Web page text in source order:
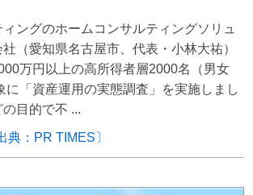
ングのホームコンサルティングソリュ
（愛知県名古屋市、代表・小林大祐）
万円以上の高所得者層2000名（男女
に「資産運用の実態調査」を実施しまし
目的で不 ...
典：PR TIMES〕